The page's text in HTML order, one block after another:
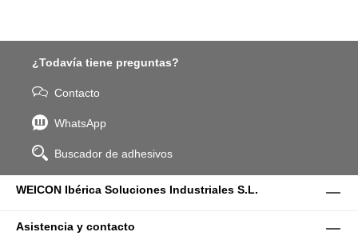
¿Todavía tiene preguntas?
Contacto
WhatsApp
Buscador de adhesivos
WEICON Ibérica Soluciones Industriales S.L.
Asistencia y contacto